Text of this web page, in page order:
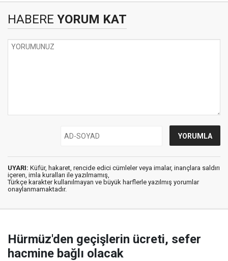
HABERE YORUM KAT
UYARI: Küfür, hakaret, rencide edici cümleler veya imalar, inançlara saldırı
içeren, imla kuralları ile yazılmamış,
Türkçe karakter kullanılmayan ve büyük harflerle yazılmış yorumlar
onaylanmamaktadır.
Hürmüz'den geçişlerin ücreti, sefer
hacmine bağlı olacak